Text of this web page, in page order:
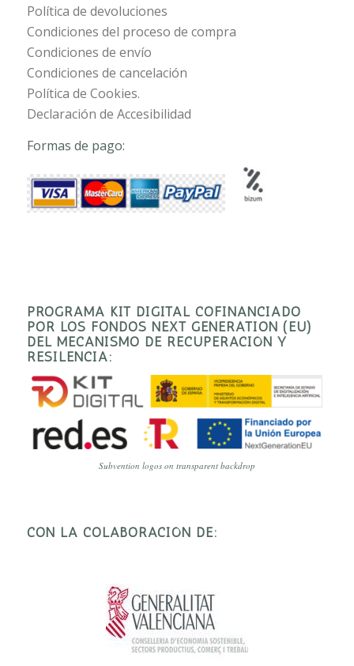
Política de devoluciones
Condiciones del proceso de compra
Condiciones de envío
Condiciones de cancelación
Política de Cookies.
Declaración de Accesibilidad
Formas de pago:
PROGRAMA KIT DIGITAL COFINANCIADO
POR LOS FONDOS NEXT GENERATION (EU)
DEL MECANISMO DE RECUPERACIÓN Y
RESILENCIA:
Subvention logos on transparent backdrop
CON LA COLABORACIÓN DE: